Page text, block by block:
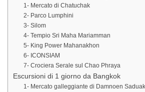
1- Mercato di Chatuchak
2- Parco Lumphini
3- Silom
4- Tempio Sri Maha Mariamman
5- King Power Mahanakhon
6- ICONSIAM
7- Crociera Serale sul Chao Phraya
Escursioni di 1 giorno da Bangkok
1- Mercato galleggiante di Damnoen